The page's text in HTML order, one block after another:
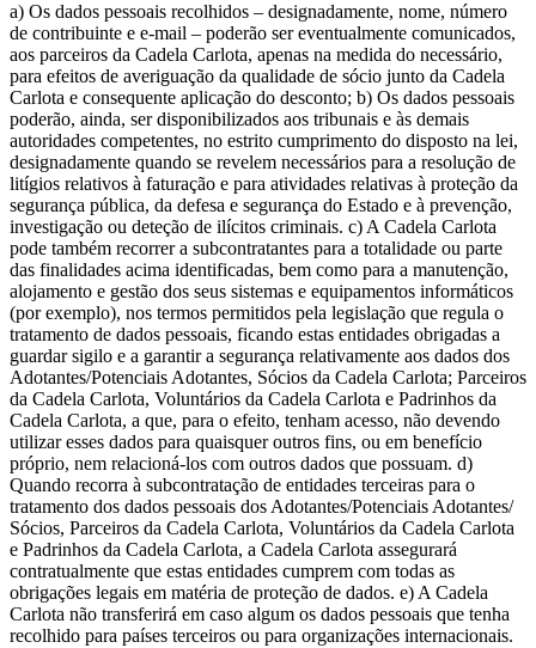
a) Os dados pessoais recolhidos – designadamente, nome, número
de contribuinte e e-mail – poderão ser eventualmente comunicados,
aos parceiros da Cadela Carlota, apenas na medida do necessário,
para efeitos de averiguação da qualidade de sócio junto da Cadela
Carlota e consequente aplicação do desconto; b) Os dados pessoais
poderão, ainda, ser disponibilizados aos tribunais e às demais
autoridades competentes, no estrito cumprimento do disposto na lei,
designadamente quando se revelem necessários para a resolução de
litígios relativos à faturação e para atividades relativas à proteção da
segurança pública, da defesa e segurança do Estado e à prevenção,
investigação ou deteção de ilícitos criminais. c) A Cadela Carlota
pode também recorrer a subcontratantes para a totalidade ou parte
das finalidades acima identificadas, bem como para a manutenção,
alojamento e gestão dos seus sistemas e equipamentos informáticos
(por exemplo), nos termos permitidos pela legislação que regula o
tratamento de dados pessoais, ficando estas entidades obrigadas a
guardar sigilo e a garantir a segurança relativamente aos dados dos
Adotantes/Potenciais Adotantes, Sócios da Cadela Carlota; Parceiros
da Cadela Carlota, Voluntários da Cadela Carlota e Padrinhos da
Cadela Carlota, a que, para o efeito, tenham acesso, não devendo
utilizar esses dados para quaisquer outros fins, ou em benefício
próprio, nem relacioná-los com outros dados que possuam. d)
Quando recorra à subcontratação de entidades terceiras para o
tratamento dos dados pessoais dos Adotantes/Potenciais Adotantes/
Sócios, Parceiros da Cadela Carlota, Voluntários da Cadela Carlota
e Padrinhos da Cadela Carlota, a Cadela Carlota assegurará
contratualmente que estas entidades cumprem com todas as
obrigações legais em matéria de proteção de dados. e) A Cadela
Carlota não transferirá em caso algum os dados pessoais que tenha
recolhido para países terceiros ou para organizações internacionais.